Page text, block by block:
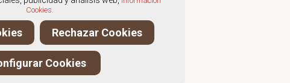
a los teléfonos:
Cookies.
Rechazar Cookies
Cookies